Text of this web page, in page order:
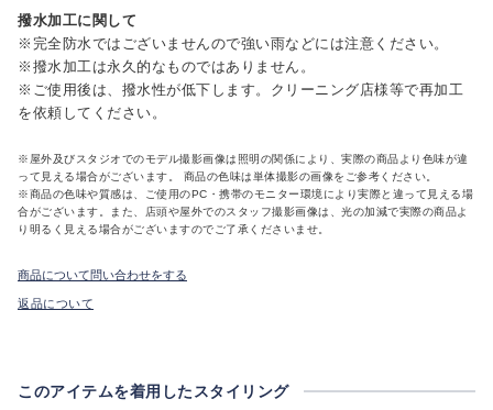
撥水加工に関して
※完全防水ではございませんので強い雨などには注意ください。
※撥水加工は永久的なものではありません。
※ご使用後は、撥水性が低下します。クリーニング店様等で再加工
を依頼してください。
※屋外及びスタジオでのモデル撮影画像は照明の関係により、実際の商品より色味が違
って見える場合がございます。 商品の色味は単体撮影の画像をご参考ください。
※商品の色味や質感は、ご使用のPC・携帯のモニター環境により実際と違って見える場
合がございます。また、店頭や屋外でのスタッフ撮影画像は、光の加減で実際の商品よ
り明るく見える場合がございますのでご了承くださいませ。
商品について問い合わせをする
返品について
このアイテムを着用したスタイリング